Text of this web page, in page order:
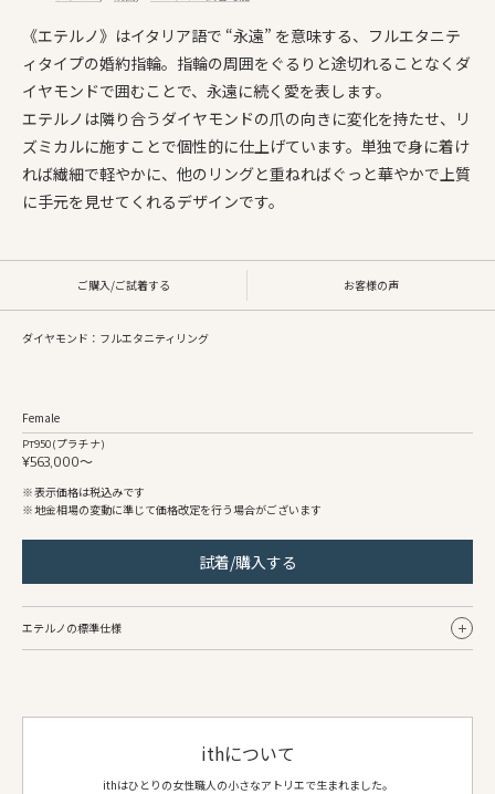
《エテルノ》はイタリア語で “永遠” を意味する、フルエタニテ
ィタイプの婚約指輪。指輪の周囲をぐるりと途切れることなくダ
イヤモンドで囲むことで、永遠に続く愛を表します。
エテルノは隣り合うダイヤモンドの爪の向きに変化を持たせ、リ
ズミカルに施すことで個性的に仕上げています。単独で身に着け
れば繊細で軽やかに、他のリングと重ねればぐっと華やかで上質
に手元を見せてくれるデザインです。
ご購入/ご試着する お客様の声
ダイヤモンド：フルエタニティリング
Female
Pt950 (プラチナ)
¥563,000〜
表示価格は税込みです
地金相場の変動に準じて価格改定を行う場合がございます
試着/購入する
エテルノの標準仕様
Pt950 (プラチナ)
鏡面
ithについて
ithはひとりの女性職人の小さなアトリエで生まれました。